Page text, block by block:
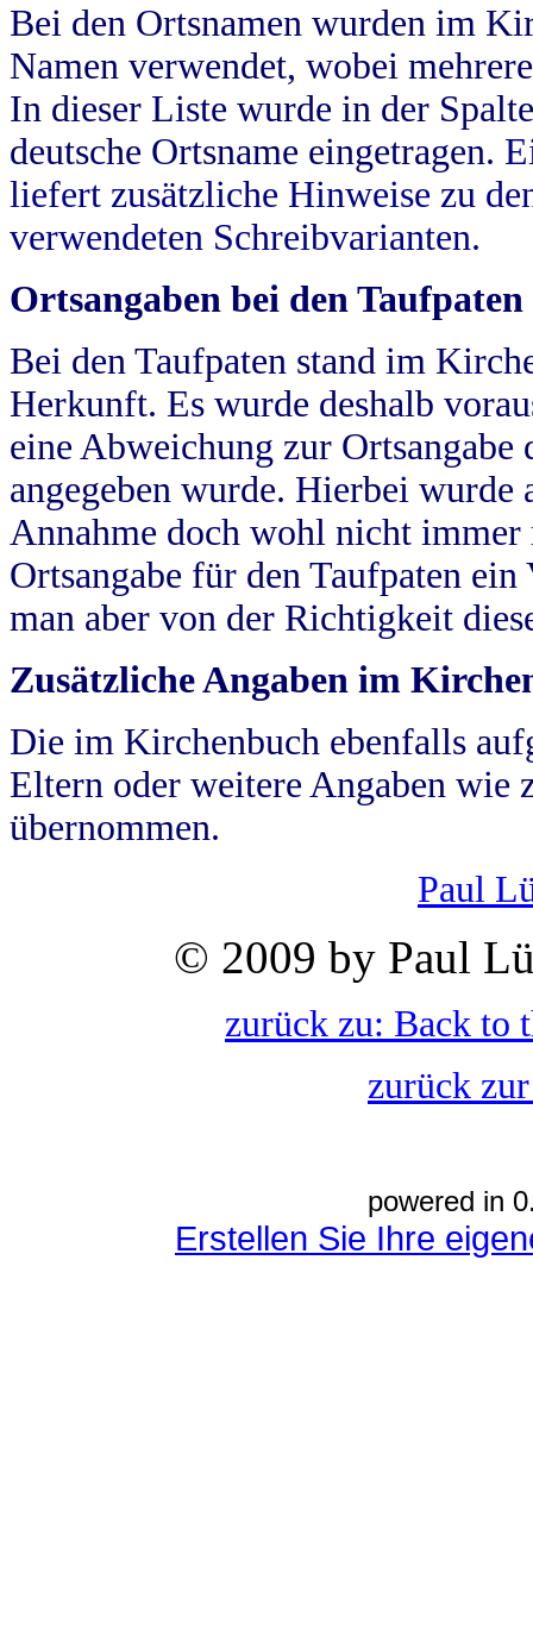
Bei den Ortsnamen wurden im
Namen verwendet, wobei
In dieser Liste wurde in der
deutsche Ortsname eingetragen.
liefert zusätzliche Hinweise zu
verwendeten Schreibvarianten.
Ortsangaben bei den Taufpaten
Bei den Taufpaten stand im
Herkunft. Es wurde deshalb
eine Abweichung zur
angegeben wurde. Hierbei wurde
Annahme doch wohl nicht
Ortsangabe für den Taufpaten
man aber von der Richtigkeit
Zusätzliche Angaben im
Die im Kirchenbuch ebenfalls
Eltern oder weitere Angaben wie
übernommen.
Paul
© 2009 by Paul
zurück zu: Back to
zurück
powered in
Erstellen Sie Ihre